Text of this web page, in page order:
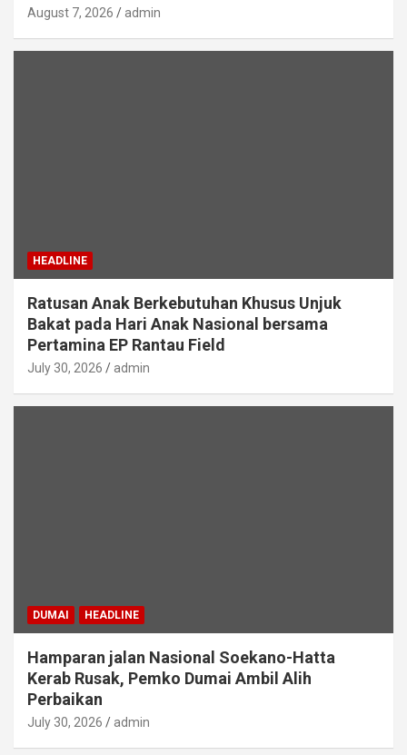
August 7, 2026 admin
HEADLINE
Ratusan Anak Berkebutuhan Khusus Unjuk
Bakat pada Hari Anak Nasional bersama
Pertamina EP Rantau Field
July 30, 2026 admin
DUMAI HEADLINE
Hamparan jalan Nasional Soekano-Hatta
Kerab Rusak, Pemko Dumai Ambil Alih
Perbaikan
July 30, 2026 admin